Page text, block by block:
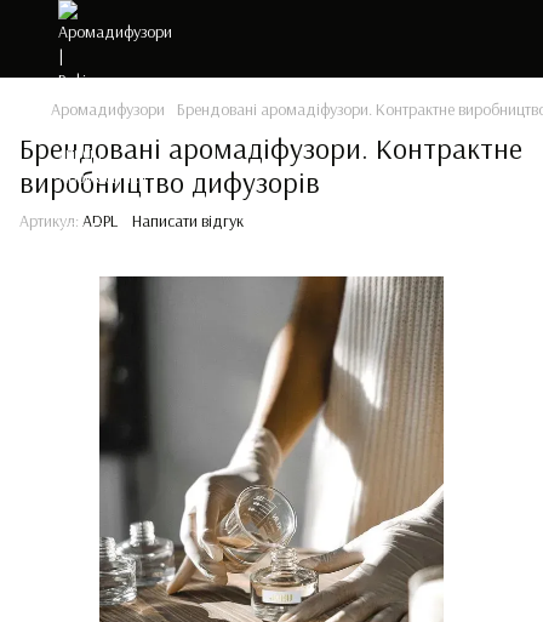
Аромадифузори Брендовані аромадіфузори. Контрактне
Брендовані аромадіфузори. Контрактне
виробництво дифузорів
Артикул: ADPL Написати відгук